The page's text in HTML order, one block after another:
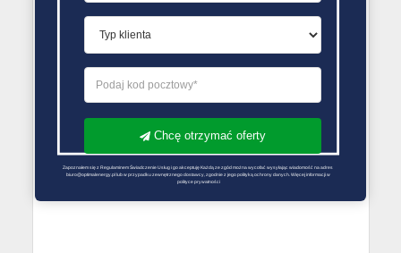
Chcę otrzymać oferty
Zapoznałem się z Regulaminem Świadczenie Usług i go akceptuję Każdą ze zgód można wycofać wysyłając wiadomość na adres
biuro@optimalenergy.pl lub w przypadku zewnętrznego dostawcy, zgodnie z jego polityką ochrony danych. Więcej informacji w
polityce prywatności